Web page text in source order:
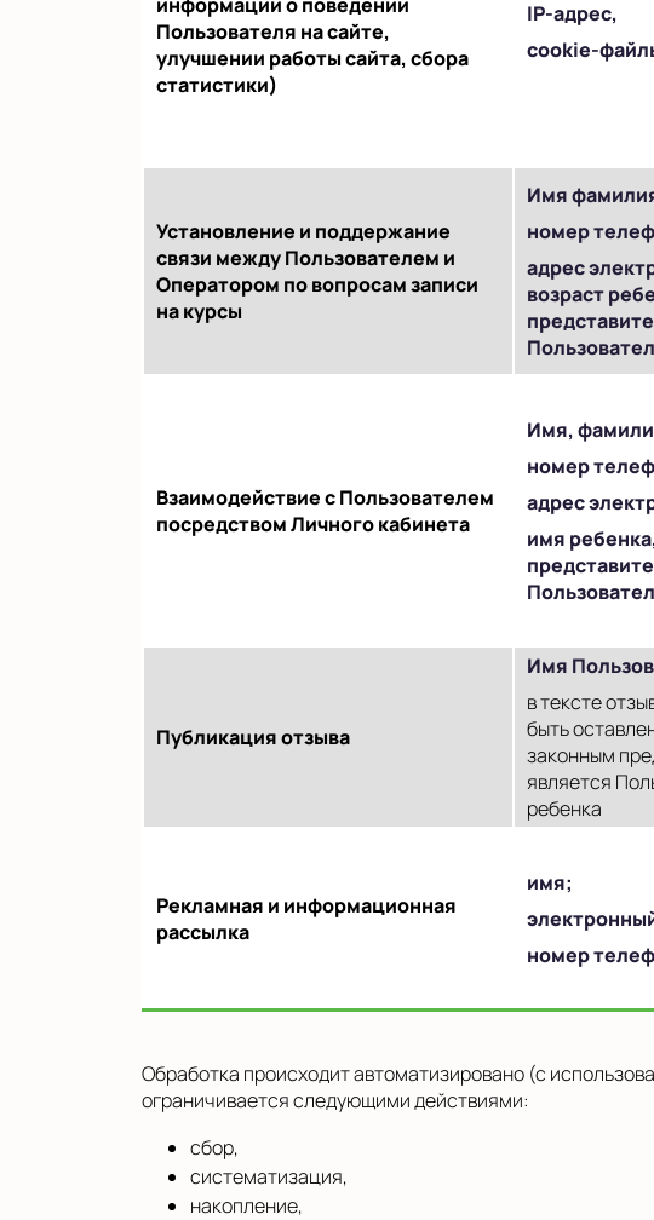
Пользователя на сайте,
улучшении работы сайта, сбора
статистики)
IP-адрес,
cookie-
Установление и поддержание
связи между Пользователем и
Оператором по вопросам записи
на курсы
Имя
номер
адрес
возраст
Взаимодействие с Пользователем
посредством Личного кабинета
Имя,
номер
адрес
имя
Публикация отзыва
Имя
в тексте
быть
законным
является
ребенка
Рекламная и информационная
рассылка
имя;
номер
Обработка происходит автоматизировано (с
ограничивается следующими действиями:
сбор,
систематизация,
накопление,